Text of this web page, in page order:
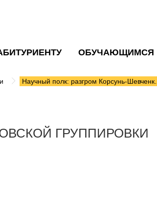
ОБУЧАЮЩИМСЯ
Научный полк: разгром Корсунь-Шевченк...
ГРУППИРОВКИ